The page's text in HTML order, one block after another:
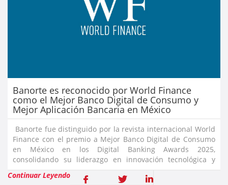
Banorte es reconocido por World Finance
como el Mejor Banco Digital de Consumo y
Mejor Aplicación Bancaria en México
Banorte fue distinguido por la revista internacional World
Finance con el premio a Mejor Banco Digital de Consumo
en México en los Digital Banking Awards 2025,
consolidando su liderazgo en innovación tecnológica y
experiencia del cliente. También, fue galardonado por su
aplicación Ban
Continuar Leyendo